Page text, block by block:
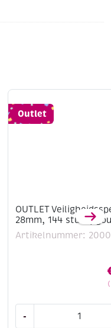
Outlet
OUTLET
28mm, 144 stuks,
Artikelnummer:
-